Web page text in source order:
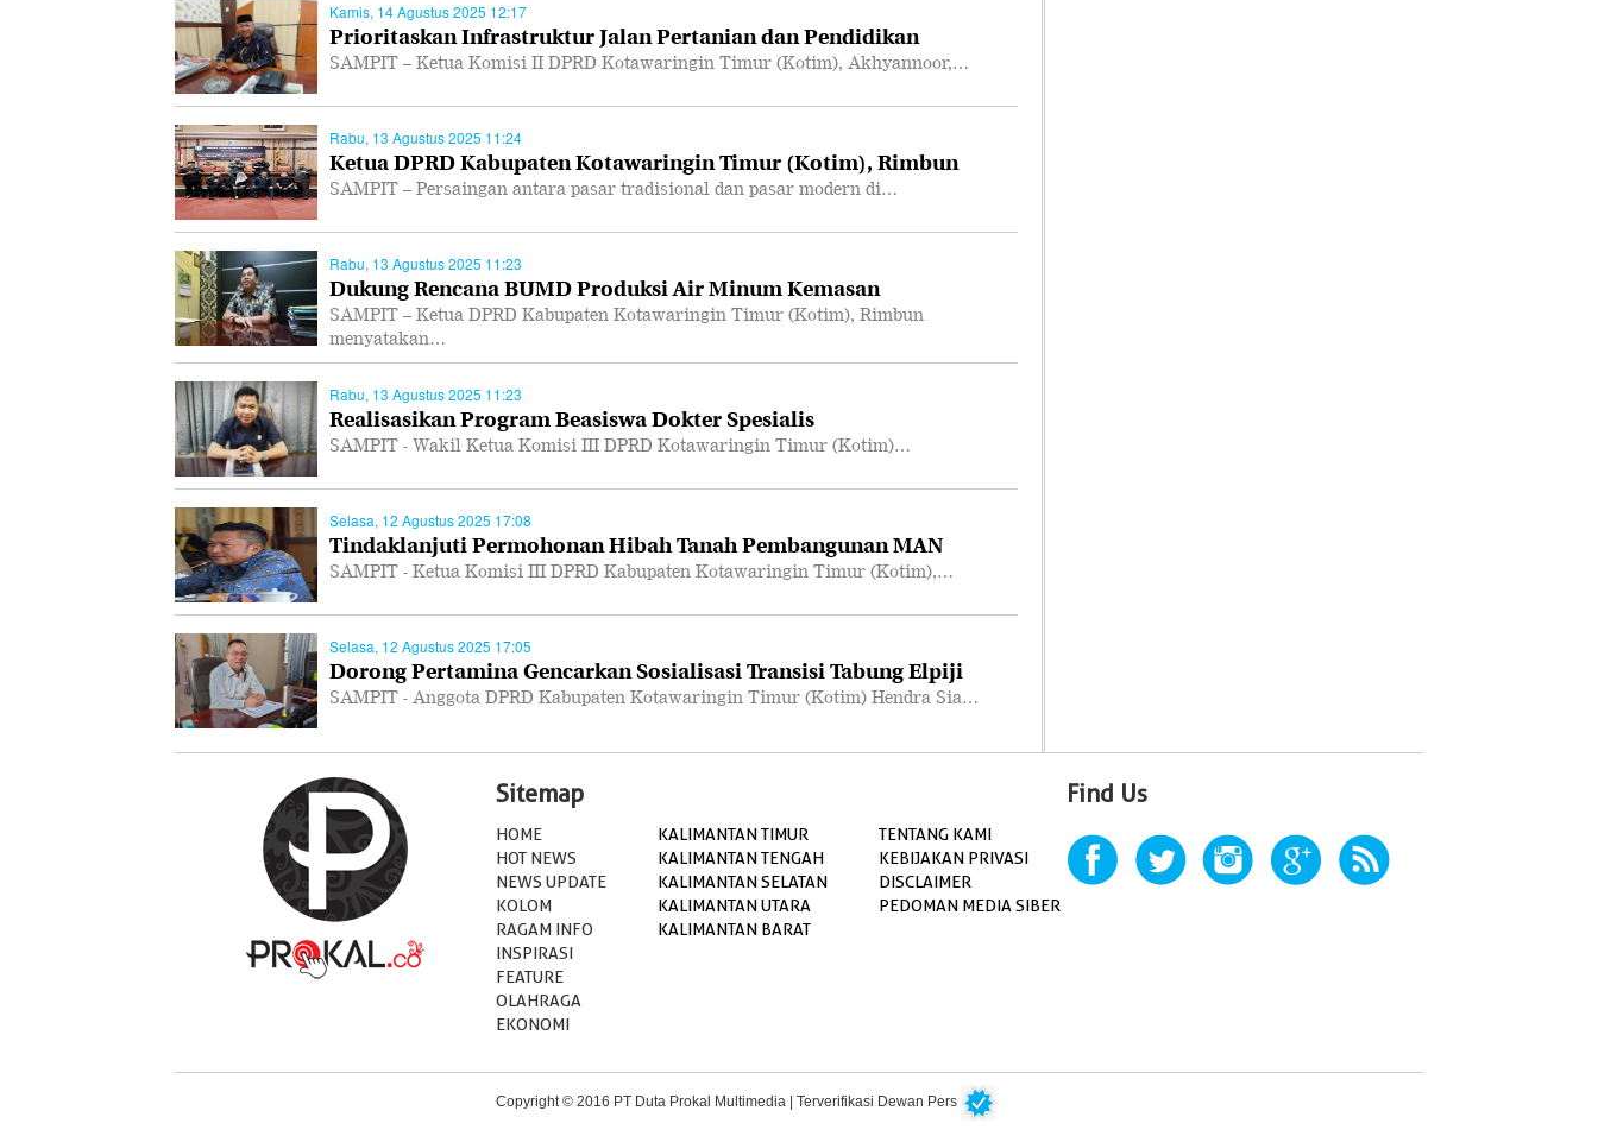
Kamis, 14 Agustus 2025 12:17
Prioritaskan Infrastruktur Jalan Pertanian dan Pendidikan
SAMPIT – Ketua Komisi II DPRD Kotawaringin Timur (Kotim), Akhyannoor,…
Rabu, 13 Agustus 2025 11:24
Ketua DPRD Kabupaten Kotawaringin Timur (Kotim), Rimbun
SAMPIT – Persaingan antara pasar tradisional dan pasar modern di…
Rabu, 13 Agustus 2025 11:23
Dukung Rencana BUMD Produksi Air Minum Kemasan
SAMPIT – Ketua DPRD Kabupaten Kotawaringin Timur (Kotim), Rimbun
menyatakan…
Rabu, 13 Agustus 2025 11:23
Realisasikan Program Beasiswa Dokter Spesialis
SAMPIT - Wakil Ketua Komisi III DPRD Kotawaringin Timur (Kotim)…
Selasa, 12 Agustus 2025 17:08
Tindaklanjuti Permohonan Hibah Tanah Pembangunan MAN
SAMPIT - Ketua Komisi III DPRD Kabupaten Kotawaringin Timur (Kotim),…
Selasa, 12 Agustus 2025 17:05
Dorong Pertamina Gencarkan Sosialisasi Transisi Tabung Elpiji
SAMPIT - Anggota DPRD Kabupaten Kotawaringin Timur (Kotim) Hendra Sia…
Sitemap
HOME
HOT NEWS
NEWS UPDATE
KOLOM
RAGAM INFO
INSPIRASI
FEATURE
OLAHRAGA
EKONOMI
KALIMANTAN TIMUR
KALIMANTAN TENGAH
KALIMANTAN SELATAN
KALIMANTAN UTARA
KALIMANTAN BARAT
TENTANG KAMI
KEBIJAKAN PRIVASI
DISCLAIMER
PEDOMAN MEDIA SIBER
Find Us
Copyright © 2016 PT Duta Prokal Multimedia | Terverifikasi Dewan Pers